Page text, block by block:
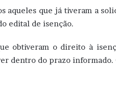
aqueles que já tiveram a
edital de isenção.
obtiveram o direito à
dentro do prazo